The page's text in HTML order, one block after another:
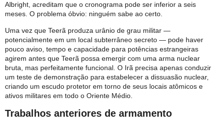
Albright, acreditam que o cronograma pode ser inferior a seis
meses. O problema óbvio: ninguém sabe ao certo.
Uma vez que Teerã produza urânio de grau militar —
potencialmente em um local subterrâneo secreto — pode haver
pouco aviso, tempo e capacidade para potências estrangeiras
agirem antes que Teerã possa emergir com uma arma nuclear
bruta, mas perfeitamente funcional. O Irã precisa apenas conduzir
um teste de demonstração para estabelecer a dissuasão nuclear,
criando um escudo protetor em torno de seus locais atômicos e
ativos militares em todo o Oriente Médio.
Trabalhos anteriores de armamento